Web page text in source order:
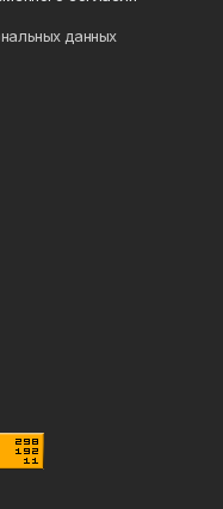
данных